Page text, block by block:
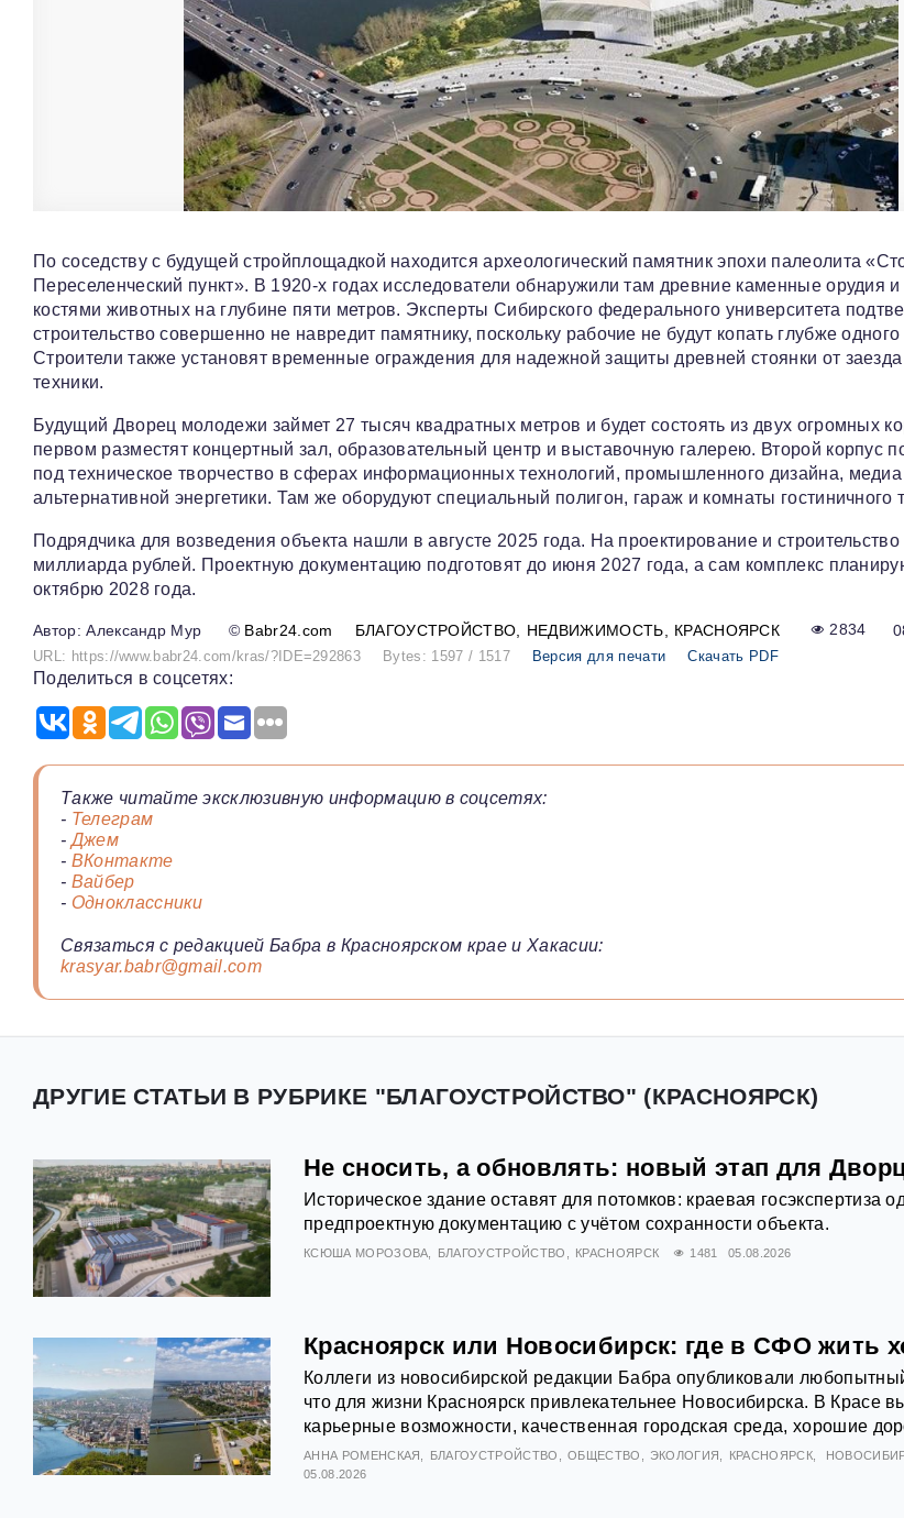
По соседству с будущей стройплощадкой находится археологический памятник эпохи палеолита
Переселенческий пункт». В 1920-х годах исследователи обнаружили там древние каменные орудия
костями животных на глубине пяти метров. Эксперты Сибирского федерального университета
строительство совершенно не навредит памятнику, поскольку рабочие не будут копать глубже одного
Строители также установят временные ограждения для надежной защиты древней стоянки от
техники.
Будущий Дворец молодежи займет 27 тысяч квадратных метров и будет состоять из двух огромных
первом разместят концертный зал, образовательный центр и выставочную галерею. Второй корпус
под техническое творчество в сферах информационных технологий, промышленного дизайна, медиа
альтернативной энергетики. Там же оборудуют специальный полигон, гараж и комнаты гостиничного
Подрядчика для возведения объекта нашли в августе 2025 года. На проектирование и
миллиарда рублей. Проектную документацию подготовят до июня 2027 года, а сам комплекс
октябрю 2028 года.
Александр Мур © Babr24.com БЛАГОУСТРОЙСТВО НЕДВИЖИМОСТЬ КРАСНОЯРСК 2834
URL: https://www.babr24.com/kras/?IDE=292863 Bytes: 1597 / 1517 Версия для печати Скачать PDF
Поделиться в соцсетях:
Также читайте эксклюзивную информацию в соцсетях:
- Телеграм
-Джем
- ВКонтакте
- Вайбер
- Одноклассники
Связаться с редакцией Бабра в Красноярском крае и Хакасии:
krasyar.babr@gmail.com
ДРУГИЕ СТАТЬИ В РУБРИКЕ "БЛАГОУСТРОЙСТВО" (КРАСНОЯРСК)
Не сносить, а обновлять: новый этап для
Историческое здание оставят для потомков: краевая госэкспертиза
предпроектную документацию с учётом сохранности объекта.
КСЮША МОРОЗОВА БЛАГОУСТРОЙСТВО КРАСНОЯРСК 1481 05.08.2026
Красноярск или Новосибирск: где в СФО жить
Коллеги из новосибирской редакции Бабра опубликовали
что для жизни Красноярск привлекательнее Новосибирска. В Красе
карьерные возможности, качественная городская среда, хорошие
АННА РОМЕНСКАЯ БЛАГОУСТРОЙСТВО ОБЩЕСТВО ЭКОЛОГИЯ КРАСНОЯРСК
05.08.2026